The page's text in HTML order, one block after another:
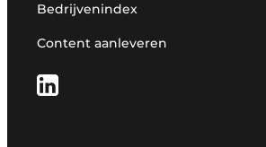
Bedrijvenindex
Content aanleveren